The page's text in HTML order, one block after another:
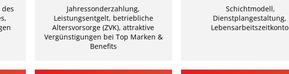
Jahressonderzahlung,
Leistungsentgelt, betriebliche
Altersvorsorge (ZVK), attraktive
Vergünstigungen bei Top Marken &
Benefits
Schichtmodell,
Dienstplangestaltung,
Lebensarbeitszeitkonto